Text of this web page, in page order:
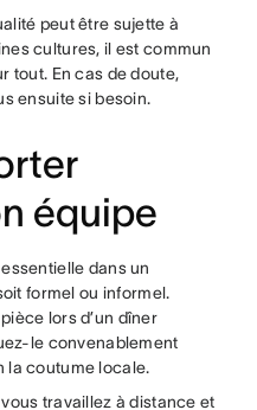
peut être sujette à
cultures, il est commun
tout. En cas de doute,
ensuite si besoin.
équipe
dans un
formel ou informel.
lors d’un dîner
le convenablement
la coutume locale.
travaillez à distance et